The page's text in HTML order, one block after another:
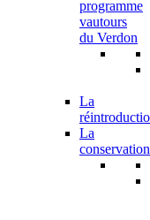
programme
vautours
du Verdon
La
La
conservation